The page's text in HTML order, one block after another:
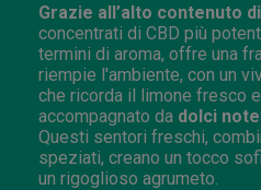
Grazie all’alto contenuto
concentrati di CBD più
termini di aroma, offre una
riempie l'ambiente, con un
che ricorda il limone fresco
accompagnato da dolci note
Questi sentori freschi,
speziati, creano un tocco
un rigoglioso agrumeto.